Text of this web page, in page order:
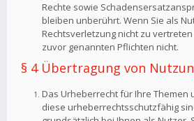
Rechte sowie
bleiben unberührt. Wenn Sie als
Rechtsverletzung nicht zu
zuvor genannten Pflichten nicht.
§ 4 Übertragung von
Das Urheberrecht für Ihre Themen
diese urheberrechtsschutzfähig